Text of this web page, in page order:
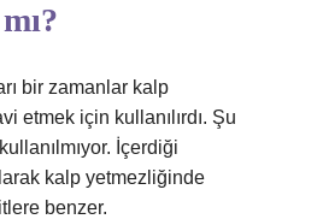
bir zamanlar kalp
etmek için kullanılırdı. Şu
İçerdiği
kalp yetmezliğinde
benzer.